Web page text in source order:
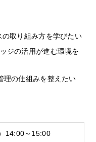
取り組み方を学びたい
ジの活用が進む環境を
理の仕組みを整えたい
14:00～15:00